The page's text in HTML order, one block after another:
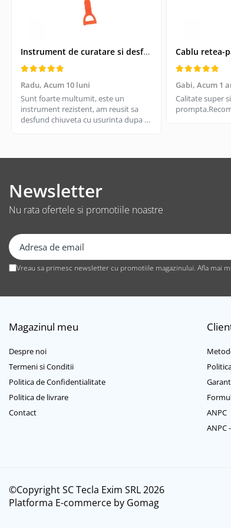
Boxe bluetooth
Boxe USB
Soundbar
Camera Web
Exterior
Casti
Casti In Ear bluetooth
Casti In Ear cu microfon
Casti mari bluetooth
Casti mari fara microfon
Casti medii cu microfon
Cititoare Carduri
Cititor Carduri USB 2.0
Cititor Carduri USB 3.0
Hub-uri USB
Priza bricheta auto
Priza retea
Instrument de curatare si desfundare coloane de scurgeri, Drain Cleaner, lungime 51 cm
Radu, Acum 10 luni
Sunt foarte multumit, este un
instrument rezistent, am reusit sa
desfund chiuveta cu usurinta dupa ce
Gabi, Acum 1
Calitate super
Newsletter
Nu rata ofertele si promotiile noastre
Vreau sa primesc newsletter cu promotiile magazinului. Afla mai
Magazinul meu
Despre noi
Termeni si Conditii
Politica de Confidentialitate
Politica de livrare
Contact
ANPC
ANPC
©Copyright SC Tecla Exim SRL 2026
Platforma E-commerce by Gomag